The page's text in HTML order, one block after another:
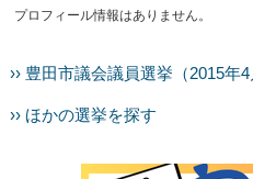
プロフィール情報はありません。
›› 豊田市議会議員選挙（2015年
›› ほかの選挙を探す